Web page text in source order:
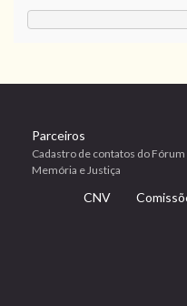
Parceiros
Cadastro de contatos do Fórum
Memória e Justiça
CNV